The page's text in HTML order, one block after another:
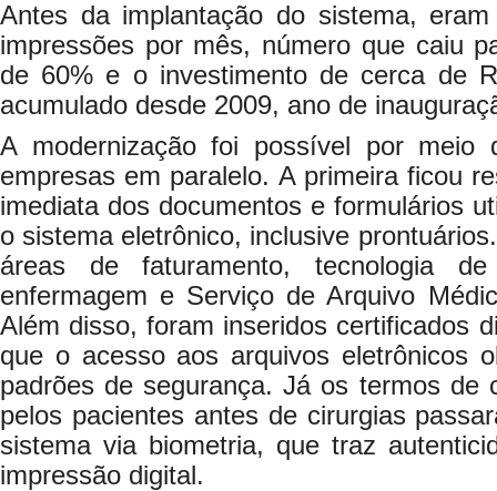
Antes da implantação do sistema,
impressões por mês, número que caiu
de 60% e o investimento de cerca de
acumulado desde 2009, ano de
A modernização foi possível por meio
empresas em paralelo. A primeira ficou
imediata dos documentos e formulários
o sistema eletrônico, inclusive
áreas de faturamento, tecnologia de
enfermagem e Serviço de Arquivo
Além disso, foram inseridos certificados
que o acesso aos arquivos eletrônicos
padrões de segurança. Já os termos de
pelos pacientes antes de cirurgias
sistema via biometria, que traz
impressão digital.